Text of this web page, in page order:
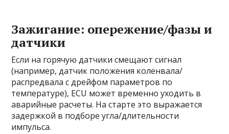
Зажигание: опережение/фазы и
датчики
Если на горячую датчики смещают сигнал
(например, датчик положения коленвала/
распредвала с дрейфом параметров по
температуре), ECU может временно уходить в
аварийные расчеты. На старте это выражается
задержкой в подборе угла/длительности
импульса.